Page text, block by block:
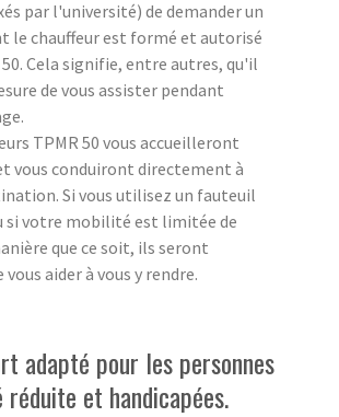
par l'université) de demander un
le chauffeur est formé et autorisé
Cela signifie, entre autres, qu'il
de vous assister pendant
TPMR 50 vous accueilleront
vous conduiront directement à
Si vous utilisez un fauteuil
si votre mobilité est limitée de
que ce soit, ils seront
vous aider à vous y rendre.
adapté pour les personnes
et handicapées.